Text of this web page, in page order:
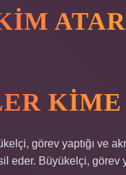
ATAR
görev yaptığı ve
eder. Büyükelçi,